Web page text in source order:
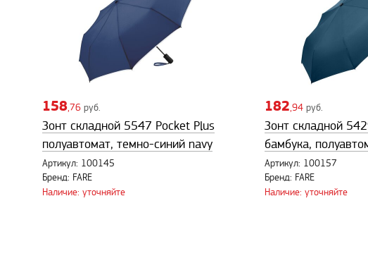
158,76 руб.
Зонт складной 5547 Pocket Plus
полуавтомат, темно-синий navy
Артикул: 100145
Бренд: FARE
Наличие: уточняйте
182,94 руб.
Зонт складной
бамбука,
Артикул: 100157
Бренд: FARE
Наличие: уточняйте